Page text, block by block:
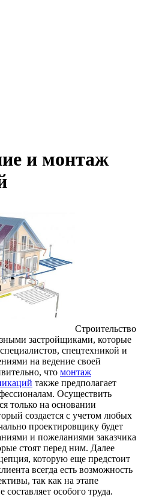
и монтаж
Строительство
застройщиками, которые
спецтехникой и
на ведение своей
что монтаж
также предполагает
Осуществить
только на основании
создается с учетом любых
проектировщику будет
и пожеланиями заказчика
стоят перед ним. Далее
которую еще предстоит
всегда есть возможность
так как на этапе
составляет особого труда.